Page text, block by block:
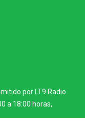
por LT9 Radio
a 18:00 horas,